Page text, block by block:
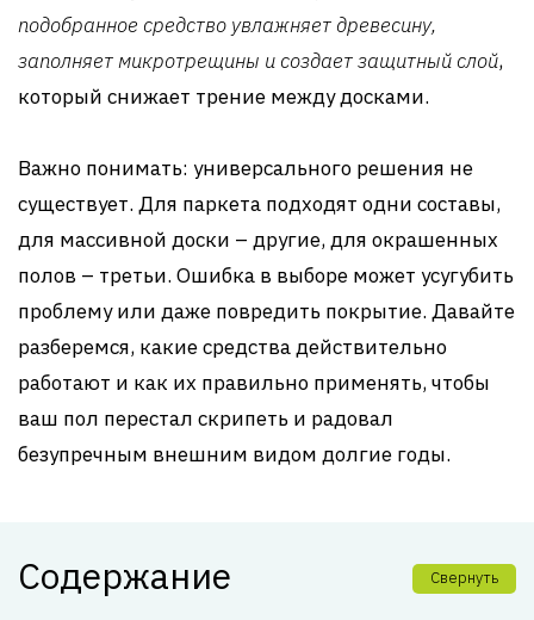
подобранное средство увлажняет древесину,
заполняет микротрещины и создает защитный слой,
который снижает трение между досками.
Важно понимать: универсального решения не
существует. Для паркета подходят одни составы,
для массивной доски – другие, для окрашенных
полов – третьи. Ошибка в выборе может усугубить
проблему или даже повредить покрытие. Давайте
разберемся, какие средства действительно
работают и как их правильно применять, чтобы
ваш пол перестал скрипеть и радовал
безупречным внешним видом долгие годы.
Содержание Свернуть